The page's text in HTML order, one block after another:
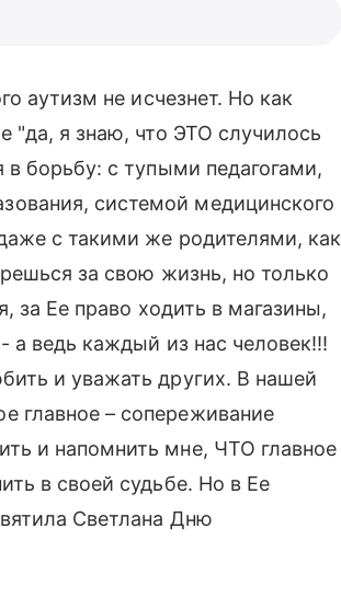
аутизм не исчезнет. Но как
"да, я знаю, что ЭТО случилось
борьбу: с тупыми педагогами,
системой медицинского
с такими же родителями, как
за свою жизнь, но только
за Ее право ходить в магазины,
а ведь каждый из нас человек!!!
и уважать других. В нашей
главное – сопереживание
и напомнить мне, ЧТО главное
в своей судьбе. Но в Ее
Светлана Дню